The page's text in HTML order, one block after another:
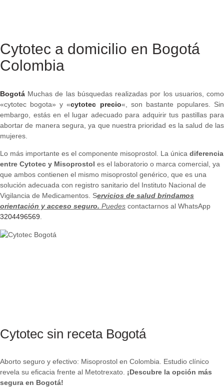
Cytotec a domicilio en Bogotá
Colombia
Bogotá Muchas de las búsquedas realizadas por los usuarios, como
«cytotec bogota» y «cytotec precio«, son bastante populares. Sin
embargo, estás en el lugar adecuado para adquirir tus pastillas para
abortar de manera segura, ya que nuestra prioridad es la salud de las
mujeres.
Lo más importante es el componente misoprostol. La única diferencia
entre Cytotec y Misoprostol es el laboratorio o marca comercial, ya
que ambos contienen el mismo misoprostol genérico, que es una
solución adecuada con registro sanitario del Instituto Nacional de
Vigilancia de Medicamentos. Servicios de salud brindamos
orientación y acceso seguro. Puedes contactarnos al WhatsApp
3204496569
Cytotec sin receta Bogotá
Aborto seguro y efectivo: Misoprostol en Colombia. Estudio clínico
revela su eficacia frente al Metotrexato. ¡Descubre la opción más
segura en Bogotá!